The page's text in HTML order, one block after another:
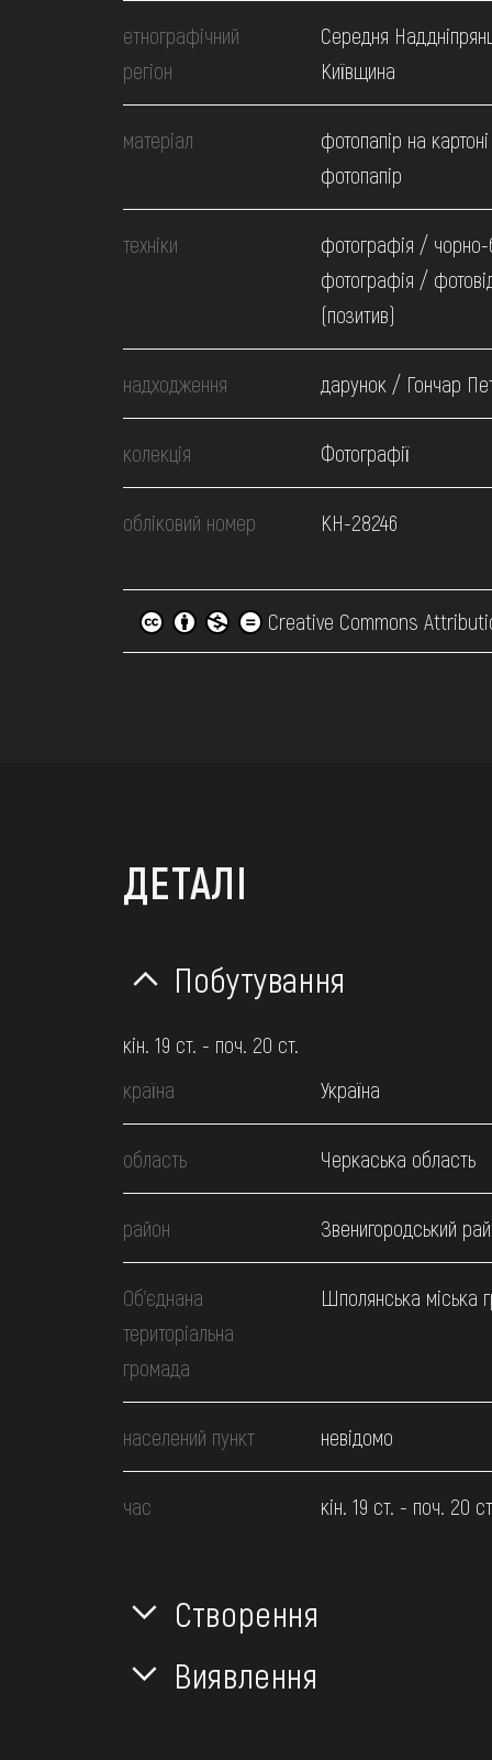
ВІДВІДАТИ
НАВЧИТИСЯ
ПОСЛУГИ
етнографічний
регіон
Середня
Київщина
матеріал
фотопапір на
фотопапір
техніки
фотографія / чорно-
фотографія /
(позитив)
надходження дарунок / Гончар
колекція Фотографії
обліковий номер КН-28246
Creative Commons
ДЕТАЛІ
Побутування
кін. 19 ст. - поч. 20 ст.
країна
Україна
область Черкаська область
район Звенигородський
Об’єднана
територіальна
громада
Шполянська міська
населений пункт невідомо
час кін. 19 ст. - поч. 20
Створення
Виявлення